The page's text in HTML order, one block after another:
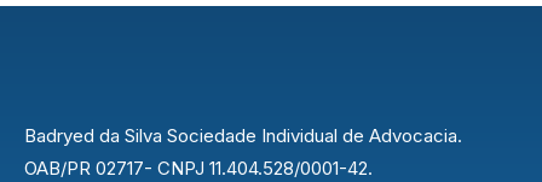
Badryed da Silva Sociedade Individual de Advocacia.
OAB/PR 02717- CNPJ 11.404.528/0001-42.